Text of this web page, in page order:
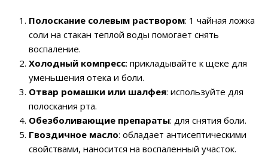
Полоскание солевым раствором: 1 чайная ложка
соли на стакан теплой воды помогает снять
воспаление.
Холодный компресс: прикладывайте к щеке для
уменьшения отека и боли.
Отвар ромашки или шалфея: используйте для
полоскания рта.
Обезболивающие препараты: для снятия боли.
Гвоздичное масло: обладает антисептическими
свойствами, наносится на воспаленный участок.